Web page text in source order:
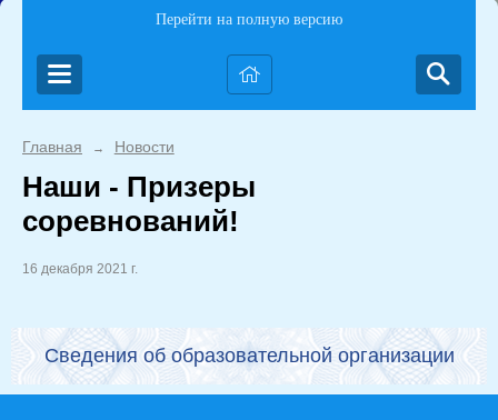
Перейти на полную версию
Главная → Новости
Наши - Призеры
соревнований!
16 декабря 2021 г.
Сведения об образовательной организации